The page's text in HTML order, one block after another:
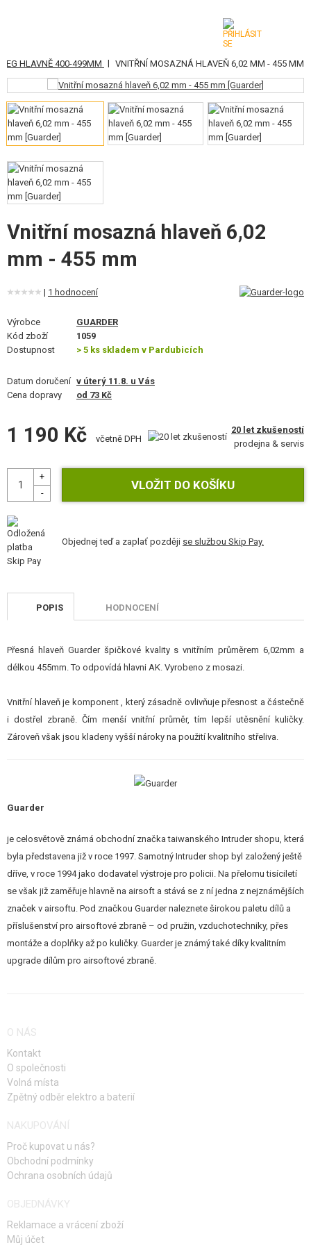
KATEGORIE
AIRSOFTOVÉ ZBRANĚ
VZDUCHOVÉ ZBRANĚ, PRAKY
GRANÁTOMETY, GRANÁTY
KULIČKY, PLYN
AKUMULÁTORY, NABÍJEČKY
ZÁSOBNÍKY, PLNIČKY
BRÝLE, MASKY
VÝSTROJ, UNIFORMY, POUZDRA
MASKOVÁNÍ, BARVY, PÁSKY
VYSÍLAČKY, HEADSETY, KAMERY
NÁHRADNÍ DÍLY, UPGRADE
SERVIS A ÚDRŽBA ZBRANÍ
SEBEOBRANA, VÝCVIK, NOŽE
TERČE, STŘELNICE
OUTDOOR A BUSHCRAFT
REKLAMNÍ PŘEDMĚTY
AEG HLAVNĚ 400-499MM | VNITŘNÍ MOSAZNÁ HLAVEŇ 6,02 MM - 455 MM
Vnitřní mosazná hlaveň 6,02
mm - 455 mm
| 1 hodnocení
Výrobce
GUARDER
Kód zboží
1059
Dostupnost
> 5 ks skladem v Pardubicích
Datum doručení v úterý 11.8. u Vás
Cena dopravy
od 73 Kč
1 190 Kč včetně DPH
20 let zkušeností
prodejna & servis
Objednej teď a zaplať později se službou Skip Pay.
POPIS HODNOCENÍ
Přesná hlaveň Guarder špičkové kvality s vnitřním průměrem 6,02mm a
délkou 455mm. To odpovídá hlavni AK. Vyrobeno z mosazi.
Vnitřní hlaveň je komponent , který zásadně ovlivňuje přesnost a částečně
i dostřel zbraně. Čím menší vnitřní průměr, tím lepší utěsnění kuličky.
Zároveň však jsou kladeny vyšší nároky na použití kvalitního střeliva.
Guarder
je celosvětově známá obchodní značka taiwanského Intruder shopu, která
byla představena již v roce 1997. Samotný Intruder shop byl založený ještě
dříve, v roce 1994 jako dodavatel výstroje pro policii. Na přelomu tisíciletí
se však již zaměřuje hlavně na airsoft a stává se z ní jedna z nejznámějších
značek v airsoftu. Pod značkou Guarder naleznete širokou paletu dílů a
příslušenství pro airsoftové zbraně – od pružin, vzduchotechniky, přes
montáže a doplňky až po kuličky. Guarder je známý také díky kvalitním
upgrade dílům pro airsoftové zbraně.
O NÁS
Kontakt
O společnosti
Volná místa
Zpětný odběr elektro a baterií
NAKUPOVÁNÍ
Proč kupovat u nás?
Obchodní podmínky
Ochrana osobních údajů
OBJEDNÁVKY
Reklamace a vrácení zboží
Můj účet